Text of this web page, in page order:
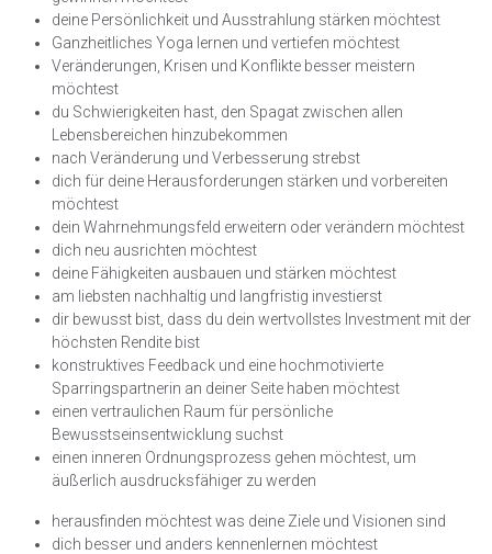
deine Persönlichkeit und Ausstrahlung stärken möchtest
Ganzheitliches Yoga lernen und vertiefen möchtest
Veränderungen, Krisen und Konflikte besser meistern
möchtest
du Schwierigkeiten hast, den Spagat zwischen allen
Lebensbereichen hinzubekommen
nach Veränderung und Verbesserung strebst
dich für deine Herausforderungen stärken und vorbereiten
möchtest
dein Wahrnehmungsfeld erweitern oder verändern möchtest
dich neu ausrichten möchtest
deine Fähigkeiten ausbauen und stärken möchtest
am liebsten nachhaltig und langfristig investierst
dir bewusst bist, dass du dein wertvollstes Investment mit der
höchsten Rendite bist
konstruktives Feedback und eine hochmotivierte
Sparringspartnerin an deiner Seite haben möchtest
einen vertraulichen Raum für persönliche
Bewusstseinsentwicklung suchst
einen inneren Ordnungsprozess gehen möchtest, um
äußerlich ausdrucksfähiger zu werden
herausfinden möchtest was deine Ziele und Visionen sind
dich besser und anders kennenlernen möchtest